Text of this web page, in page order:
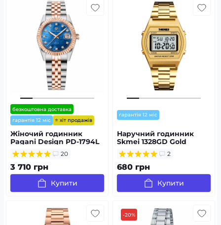
безкоштовна доставка
гарантія 12 міс
⭐ хіт продажів
Жіночий годинник
Pagani Design PD-1794L
Silver-Rose Gold-Blue
20
3 710 грн
Купити
гарантія 12 міс
Наручний годинник
Skmei 1328GD Gold
2
680 грн
Купити
-20%